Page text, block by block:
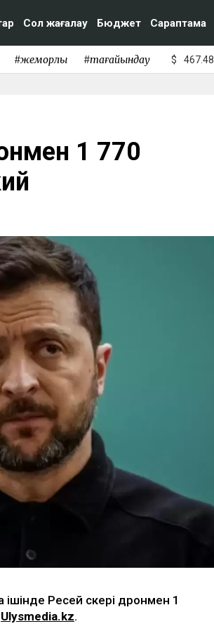
Сол жағалау Бюджет Сараптама
#жемқорлық #тағайындау $ 467.48
1 770
Ресей әскері дронмен 1
Ulysmedia.kz.